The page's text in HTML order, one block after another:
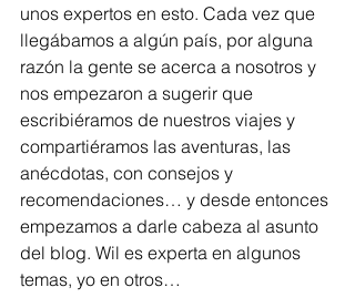
unos expertos en esto. Cada vez que
llegábamos a algún país, por alguna
razón la gente se acerca a nosotros y
nos empezaron a sugerir que
escribiéramos de nuestros viajes y
compartiéramos las aventuras, las
anécdotas, con consejos y
recomendaciones… y desde entonces
empezamos a darle cabeza al asunto
del blog. Wil es experta en algunos
temas, yo en otros…